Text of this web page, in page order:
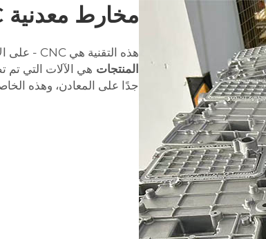
مخارط معدنية CNC
هذه التقنية هي CNC - على الأقل في جانب معالجة المعادن. هذه جينتشنغ
المنتجات هي الآلات التي تم
جدًا على المعادن، وهذه